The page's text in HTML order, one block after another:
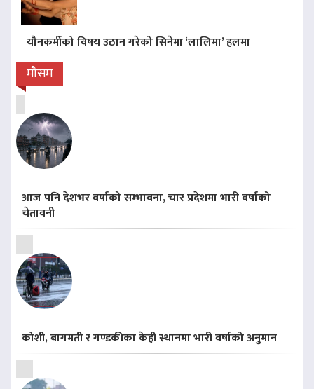
यौनकर्मीको विषय उठान गरेको सिनेमा ‘लालिमा’ हलमा
मौसम
आज पनि देशभर वर्षाको सम्भावना, चार प्रदेशमा भारी वर्षाको
चेतावनी
कोशी, बागमती र गण्डकीका केही स्थानमा भारी वर्षाको अनुमान